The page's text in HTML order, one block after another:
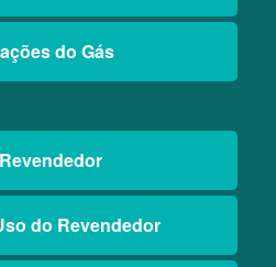
do Gás
do Revendedor